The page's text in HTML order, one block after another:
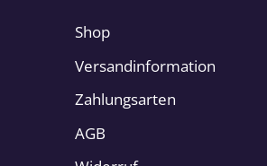
Shop
Versandinformation
Zahlungsarten
AGB